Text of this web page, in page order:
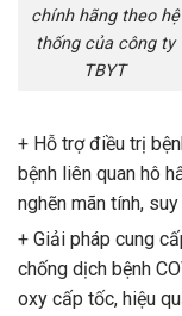
chính hãng theo hệ
thống của công ty
TBYT
+ Hỗ trợ điều trị
bệnh liên quan hô
nghẽn mãn tính,
+ Giải pháp cung
chống dịch bệnh
oxy cấp tốc, hiệu